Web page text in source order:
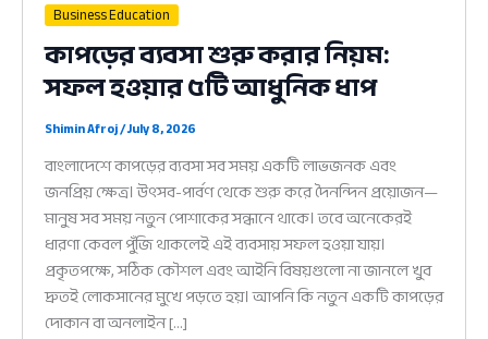
Business Education
কাপড়ের ব্যবসা শুরু করার নিয়ম:
সফল হওয়ার ৫টি আধুনিক ধাপ
Shimin Afroj/July 8, 2026
বাংলাদেশে কাপড়ের ব্যবসা সব সময় একটি লাভজনক এবং
জনপ্রিয় ক্ষেত্র। উৎসব-পার্বণ থেকে শুরু করে দৈনন্দিন প্রয়োজন—
মানুষ সব সময় নতুন পোশাকের সন্ধানে থাকে। তবে অনেকেরই
ধারণা কেবল পুঁজি থাকলেই এই ব্যবসায় সফল হওয়া যায়।
প্রকৃতপক্ষে, সঠিক কৌশল এবং আইনি বিষয়গুলো না জানলে খুব
দ্রুতই লোকসানের মুখে পড়তে হয়। আপনি কি নতুন একটি কাপড়ের
দোকান বা অনলাইন […]